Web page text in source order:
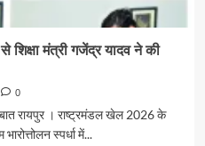
शिक्षा मंत्री गजेंद्र यादव ने की
0
बात रायपुर । राष्ट्रमंडल खेल 2026 के
स्पर्धा में...